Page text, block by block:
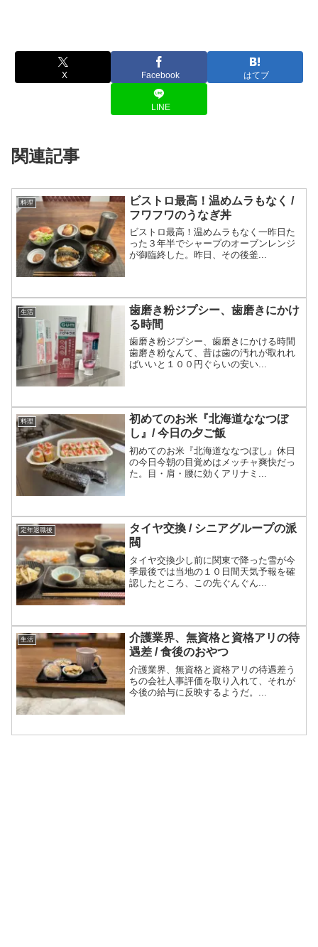
X Facebook はてブ
LINE
関連記事
料理
ビストロ最高！温めムラもなく /
フワフワのうなぎ丼
ビストロ最高！温めムラもなく一昨日た
った３年半でシャープのオーブンレンジ
が御臨終した。昨日、その後釜...
生活
歯磨き粉ジプシー、歯磨きにかけ
る時間
歯磨き粉ジプシー、歯磨きにかける時間
歯磨き粉なんて、昔は歯の汚れが取れれ
ばいいと１００円ぐらいの安い...
料理
初めてのお米『北海道ななつぼ
し』/ 今日の夕ご飯
初めてのお米『北海道ななつぼし』休日
の今日今朝の目覚めはメッチャ爽快だっ
た。目・肩・腰に効くアリナミ...
定年退職後
タイヤ交換 / シニアグループの派
閥
タイヤ交換少し前に関東で降った雪が今
季最後では当地の１０日間天気予報を確
認したところ、この先ぐんぐん...
生活
介護業界、無資格と資格アリの待
遇差 / 食後のおやつ
介護業界、無資格と資格アリの待遇差う
ちの会社人事評価を取り入れて、それが
今後の給与に反映するようだ。...